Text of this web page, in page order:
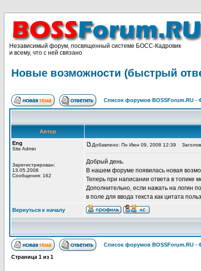
Независимый форум, посвященный системе БОСС-Кадровик
и всему, что с ней связано
Новые возможности (быстрый
Список форумов BOSSForum.RU
Автор
Eng
Site Admin
Зарегистрирован:
13.05.2008
Сообщения: 162
Добавлено: Пн Июн 09, 2008 12:39
Добрый день.
В нашем форуме появилась новая
Теперь при написании ответа в
Дополнительно, если нажать на логин
в поле для ввода текста как цитата
Вернуться к началу
Список форумов BOSSForum.RU
Страница 1 из 1